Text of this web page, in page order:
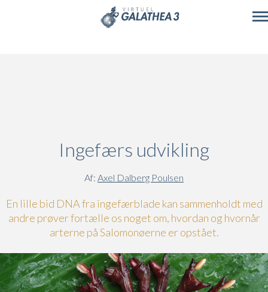
Ingefærs udvikling
Af: Axel Dalberg Poulsen
En lille bid DNA fra ingefærblade kan sammenholdt med
andre prøver fortælle os noget om, hvordan og hvornår
arterne på Salomonøerne er opstået.